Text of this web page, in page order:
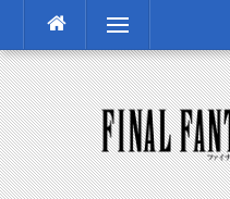
content
Menu